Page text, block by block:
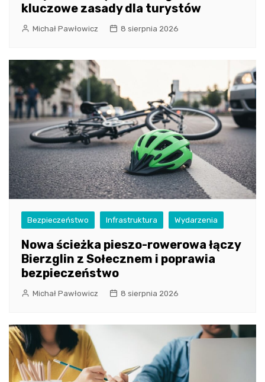
kluczowe zasady dla turystów
Michał Pawłowicz 8 sierpnia 2026
Bezpieczeństwo Infrastruktura Wydarzenia
Nowa ścieżka pieszo-rowerowa łączy
Bierzglin z Sołecznem i poprawia
bezpieczeństwo
Michał Pawłowicz 8 sierpnia 2026